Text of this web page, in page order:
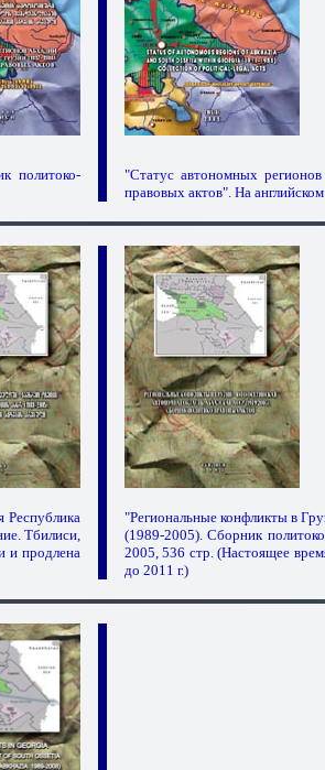
политоко-
"Статус автономных
правовых актов". На
Республика
Тбилиси,
и продлена
"Региональные конфликты в
(1989-2005). Сборник
2005, 536 стр. (Настоящее
до 2011 г.)